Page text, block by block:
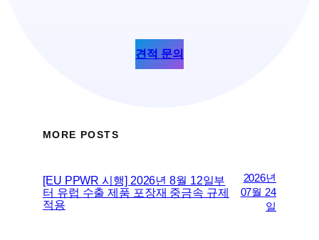
견적 문의
MORE POSTS
[EU PPWR 시행] 2026년 8월 12일부
터 유럽 수출 제품 포장재 중금속 규제
적용
2026년
07월 24
일